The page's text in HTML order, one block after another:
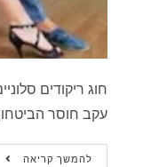
חוג ריקודים
עקב חוסר
להמשך קריאה